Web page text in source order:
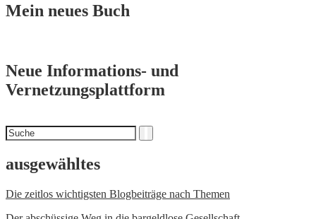
Mein neues Buch
Neue Informations- und
Vernetzungsplattform
Suchen
nach
ausgewähltes
Die zeitlos wichtigsten Blogbeiträge nach Themen